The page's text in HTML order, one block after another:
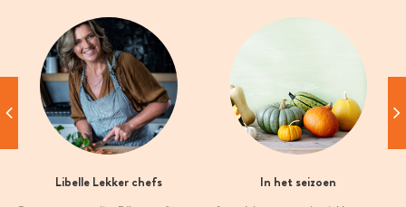
Libelle Lekker chefs In het seizoen